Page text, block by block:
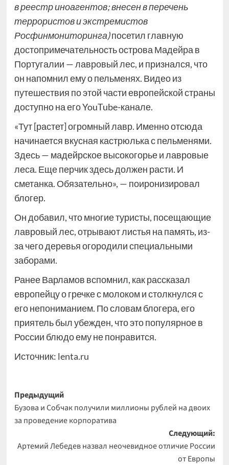
в реестр иноагентов; внесен в перечень
террористов и экстремистов
Росфинмониторинга)посетил главную
достопримечательность острова Мадейра в
Португалии — лавровый лес, и признался, что
он напомнил ему о пельменях. Видео из
путешествия по этой части европейской страны
доступно на его YouTube-канале.
«Тут [растет] огромный лавр. Именно отсюда
начинается вкусная кастрюлька с пельменями.
Здесь — мадейрское высокогорье и лавровые
леса. Еще перчик здесь должен расти. И
сметанка. Обязательно», — поиронизировал
блогер.
Он добавил, что многие туристы, посещающие
лавровый лес, отрывают листья на память, из-
за чего деревья огородили специальными
заборами.
Ранее Варламов вспомнил, как рассказал
европейцу о гречке с молоком и столкнулся с
его непониманием. По словам блогера, его
приятель был убежден, что это популярное в
России блюдо ему не понравится.
Источник: lenta.ru
Навигация
записи
Предыдущий
Бузова и Собчак получили миллионы рублей на двоих
за проведение корпоратива
Следующий:
Артемий Лебедев назвал неочевидное отличие России
от Европы